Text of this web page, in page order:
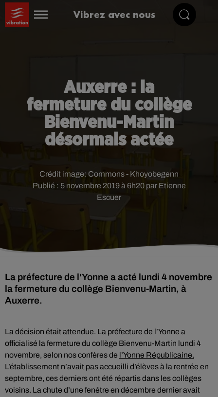
Vibrez avec nous
Auxerre : la
fermeture du collège
Bienvenu-Martin
désormais actée
Publié : 5 novembre 2019 à 6h20 par Etienne
Escuer
Crédit image: Commons - Khoyobegenn
La préfecture de l'Yonne a acté lundi 4 novembre
la fermeture du collège Bienvenu-Martin, à
Auxerre.
La décision était attendue. La préfecture de l’Yonne a
officialisé la fermeture du collège Bienvenu-Martin lundi 4
novembre, selon nos confères de l’Yonne Républicaine.
L’établissement n’avait pas accueilli d’élèves à la rentrée en
septembre, ces derniers ont été répartis dans les collèges
voisins. La chute d’une fenêtre en décembre dernier avait